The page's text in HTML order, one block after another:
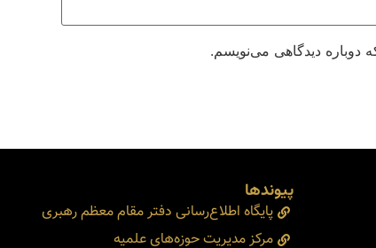
دوباره دیدگاهی می‌نویسم.
پیوندها
پایگاه اطلاع‌رسانی دفتر مقام معظم رهبری
مرکز مدیریت حوزه‌های علمیه